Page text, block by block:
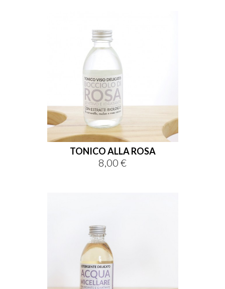
TONICO ALLA ROSA
Prezzo
8,00 €